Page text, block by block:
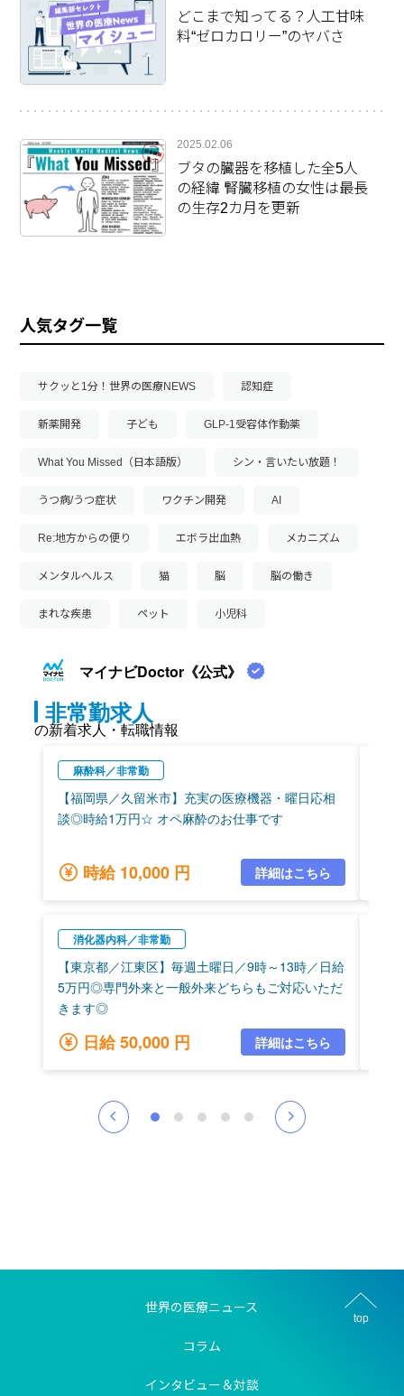
どこまで知ってる？人工甘味
料“ゼロカロリー”のヤバさ
2025.02.06
ブタの臓器を移植した全5人
の経緯 腎臓移植の女性は最長
の生存2カ月を更新
人気タグ一覧
サクッと1分！世界の医療NEWS 認知症
新薬開発 子ども GLP-1受容体作動薬
What You Missed（日本語版） シン・言いたい放題！
うつ病/うつ症状 ワクチン開発 AI
Re:地方からの便り エボラ出血熱 メカニズム
メンタルヘルス 猫 脳 脳の働き
まれな疾患 ペット 小児科
top
世界の医療ニュース
コラム
インタビュー＆対談